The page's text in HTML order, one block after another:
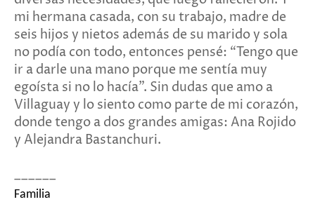
mi hermana casada, con su trabajo, madre de
seis hijos y nietos además de su marido y sola
no podía con todo, entonces pensé: “Tengo que
ir a darle una mano porque me sentía muy
egoísta si no lo hacía”. Sin dudas que amo a
Villaguay y lo siento como parte de mi corazón,
donde tengo a dos grandes amigas: Ana Rojido
y Alejandra Bastanchuri.
______
Familia